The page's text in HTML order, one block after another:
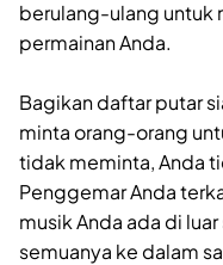
berulang-ulang untuk
permainan Anda.
Bagikan daftar putar
minta orang-orang
tidak meminta, Anda
Penggemar Anda
musik Anda ada di
semuanya ke dalam